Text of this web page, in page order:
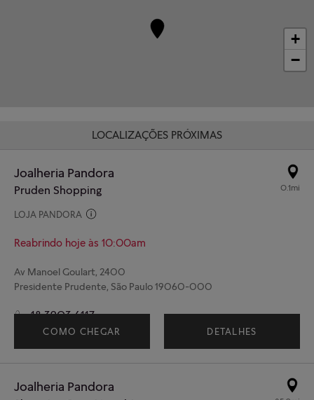
+
−
LOCALIZAÇÕES PRÓXIMAS
Joalheria Pandora
Pruden Shopping
LOJA PANDORA
Reabrindo hoje às 10:00am
0.1mi
Av Manoel Goulart, 2400
Presidente Prudente, São Paulo 19060-000
18 3903 6117
COMO CHEGAR DETALHES
Joalheria Pandora